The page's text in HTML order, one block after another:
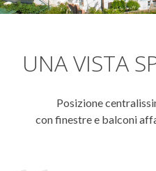
UNA VISTA
Posizione
con finestre e balconi